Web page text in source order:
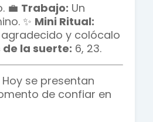
💼 Trabajo: Un
✨ Mini Ritual:
y colócalo
de la suerte: 6, 23.
se presentan
de confiar en